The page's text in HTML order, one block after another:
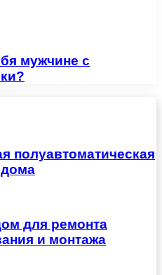
мужчине с
полуавтоматическая
для ремонта
и монтажа